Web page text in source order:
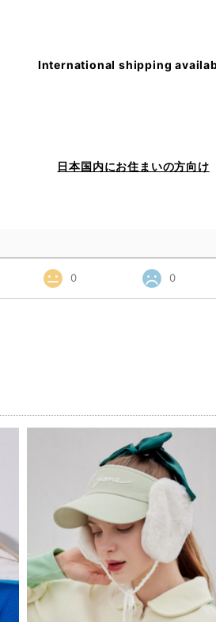
International shipping
日本国内にお住まいの方向け
0 0